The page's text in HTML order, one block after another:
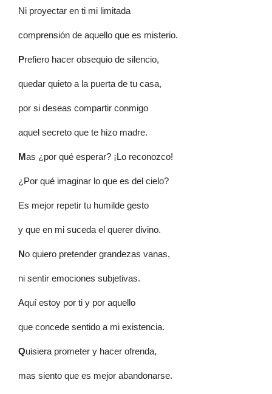
Ni proyectar en ti mi limitada
comprensión de aquello que es misterio.
Prefiero hacer obsequio de silencio,
quedar quieto a la puerta de tu casa,
por si deseas compartir conmigo
aquel secreto que te hizo madre.
Mas ¿por qué esperar? ¡Lo reconozco!
¿Por qué imaginar lo que es del cielo?
Es mejor repetir tu humilde gesto
y que en mi suceda el querer divino.
No quiero pretender grandezas vanas,
ni sentir emociones subjetivas.
Aquí estoy por ti y por aquello
que concede sentido a mi existencia.
Quisiera prometer y hacer ofrenda,
mas siento que es mejor abandonarse.